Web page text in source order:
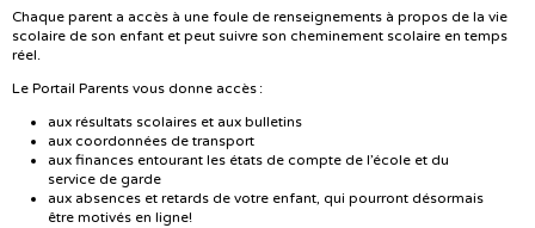
Chaque parent a accès à une foule de renseignements à propos de la vie
scolaire de son enfant et peut suivre son cheminement scolaire en temps
réel.
Le Portail Parents vous donne accès :
aux résultats scolaires et aux bulletins
aux coordonnées de transport
aux finances entourant les états de compte de l’école et du
service de garde
aux absences et retards de votre enfant, qui pourront désormais
être motivés en ligne!